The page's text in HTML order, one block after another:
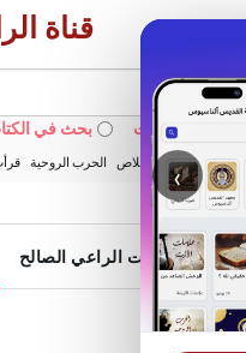
‹
قناة
في الويبسايت بحث في
خبزنا اليومي الخلاص الحرب الروحية
خدمات الراعي الصالح